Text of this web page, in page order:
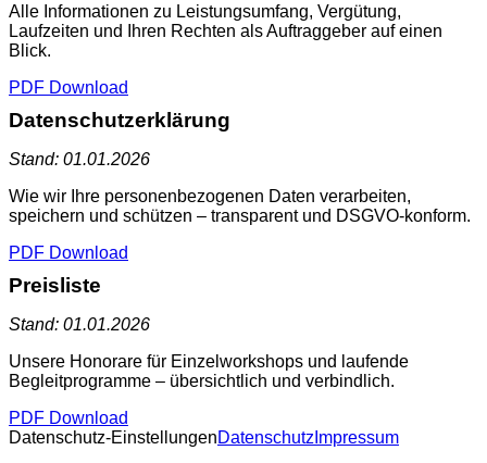
Alle Informationen zu Leistungsumfang, Vergütung,
Laufzeiten und Ihren Rechten als Auftraggeber auf einen
Blick.
PDF Download
Datenschutzerklärung
Stand: 01.01.2026
Wie wir Ihre personenbezogenen Daten verarbeiten,
speichern und schützen – transparent und DSGVO-konform.
PDF Download
Preisliste
Stand: 01.01.2026
Unsere Honorare für Einzelworkshops und laufende
Begleitprogramme – übersichtlich und verbindlich.
PDF Download
Datenschutz-EinstellungenDatenschutz Impressum